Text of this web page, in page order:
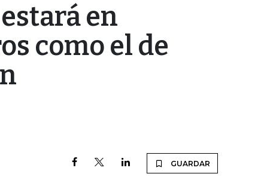
en
como el de
GUARDAR